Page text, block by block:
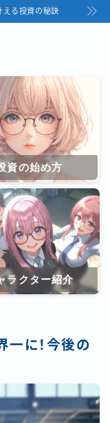
える投資の秘訣
資の始め方
ラクター紹介
一に！今後の